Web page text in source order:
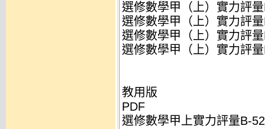
選修數學甲（上）實力評
選修數學甲（上）實力評
選修數學甲（上）實力評
選修數學甲（上）實力評
教用版
PDF
選修數學甲上實力評量B-